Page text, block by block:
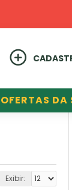
OFERTAS DA
Exibir: